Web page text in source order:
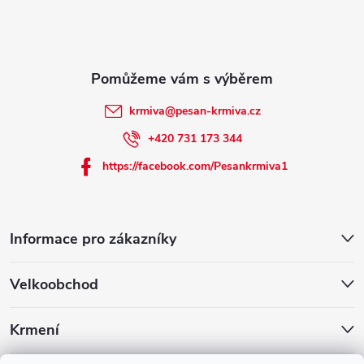
Informace pro zákazníky
Velkoobchod
Krmení
krmiva@pesan-krmiva.cz
+420 731 173 344
https://facebook.com/Pesankrmiva1